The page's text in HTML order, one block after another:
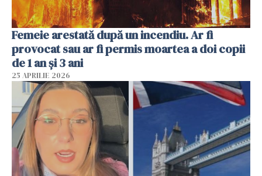
Femeie arestată după un incendiu. Ar fi
provocat sau ar fi permis moartea a doi copii
de 1 an și 3 ani
25 APRILIE 2026